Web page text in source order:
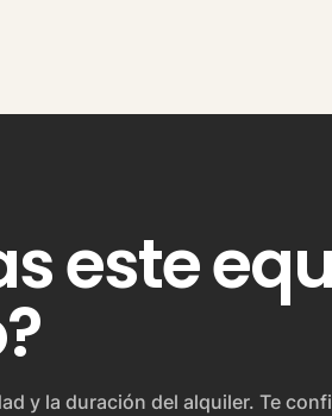
este
y la duración del alquiler. Te